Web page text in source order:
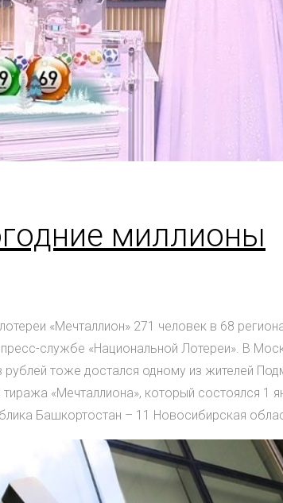
миллионы
«Мечталлион» 271 человек в 68
службе «Национальной Лотереи». В
тоже достался одному из жителей
тиража «Мечталлиона», который состоялся
Башкортостан – 11 Новосибирская